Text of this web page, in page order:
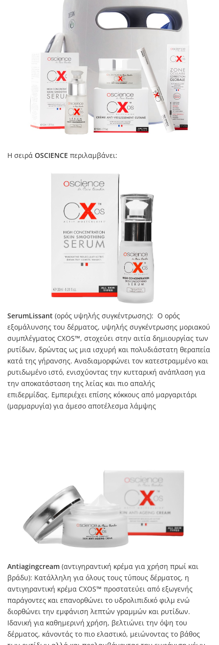
Η σειρά OSCIENCE περιλαμβάνει:
SerumLissant (ορός υψηλής συγκέντρωσης): Ο ορός
εξομάλυνσης του δέρματος, υψηλής συγκέντρωσης μοριακού
συμπλέγματος CXOS™, στοχεύει στην αιτία δημιουργίας των
ρυτίδων, δρώντας ως μια ισχυρή και πολυδιάστατη θεραπεία
κατά της γήρανσης. Αναδιαμορφώνει τον κατεστραμμένο και
ρυτιδωμένο ιστό, ενισχύοντας την κυτταρική ανάπλαση για
την αποκατάσταση της λείας και πιο απαλής
επιδερμίδας. Εμπεριέχει επίσης κόκκους από μαργαριτάρι
(μαρμαρυγία) για άμεσο αποτέλεσμα λάμψης
Antiagingcream (αντιγηραντική κρέμα για χρήση πρωί και
βράδυ): Κατάλληλη για όλους τους τύπους δέρματος, η
αντιγηραντική κρέμα CXOS™ προστατεύει από εξωγενής
παράγοντες και επανορθώνει το υδρολιπιδικό φιλμ ενώ
διορθώνει την εμφάνιση λεπτών γραμμών και ρυτίδων.
Ιδανική για καθημερινή χρήση, βελτιώνει την όψη του
δέρματος, κάνοντάς το πιο ελαστικό, μειώνοντας το βάθος